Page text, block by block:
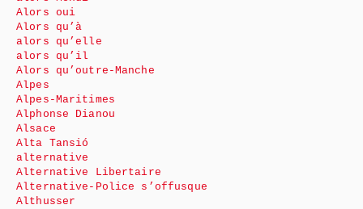
Alors oui
Alors qu’à
alors qu’elle
alors qu’il
Alors qu’outre-Manche
Alpes
Alpes-Maritimes
Alphonse Dianou
Alsace
Alta Tansió
alternative
Alternative Libertaire
Alternative-Police s’offusque
Althusser